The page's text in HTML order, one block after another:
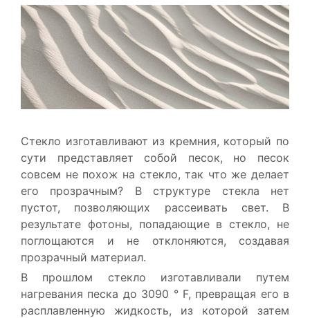
Стекло изготавливают из кремния, который по
сути представляет собой песок, но песок
совсем не похож на стекло, так что же делает
его прозрачным? В структуре стекла нет
пустот, позволяющих рассеивать свет. В
результате фотоны, попадающие в стекло, не
поглощаются и не отклоняются, создавая
прозрачный материал.
В прошлом стекло изготавливали путем
нагревания песка до 3090 ° F, превращая его в
расплавленную жидкость, из которой затем